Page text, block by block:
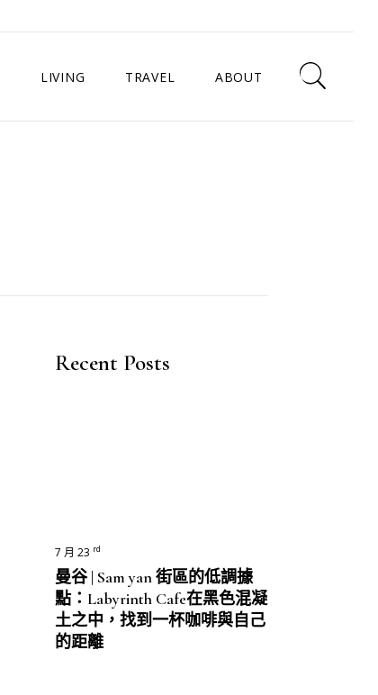
LIVING TRAVEL ABOUT
Recent Posts
7 月 23 rd
曼谷 | Sam yan 街區的低調據
點：Labyrinth Cafe在黑色混凝
土之中，找到一杯咖啡與自己
的距離